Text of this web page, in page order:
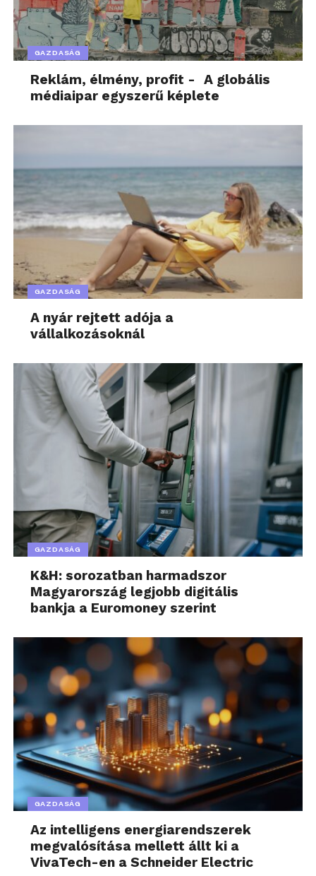
GAZDASÁG
Reklám, élmény, profit - A globális
médiaipar egyszerű képlete
GAZDASÁG
A nyár rejtett adója a
vállalkozásoknál
GAZDASÁG
K&H: sorozatban harmadszor
Magyarország legjobb digitális
bankja a Euromoney szerint
GAZDASÁG
Az intelligens energiarendszerek
megvalósítása mellett állt ki a
VivaTech-en a Schneider Electric